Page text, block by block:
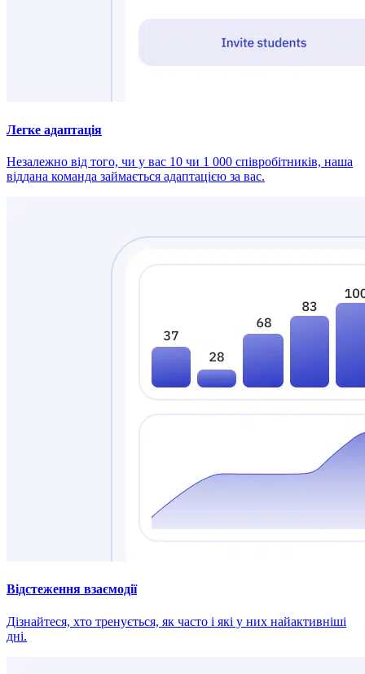
Легке адаптація
Незалежно від того, чи у вас 10 чи 1 000 співробітників, наша
віддана команда займається адаптацією за вас.
Відстеження взаємодії
Дізнайтеся, хто тренується, як часто і які у них найактивніші
дні.